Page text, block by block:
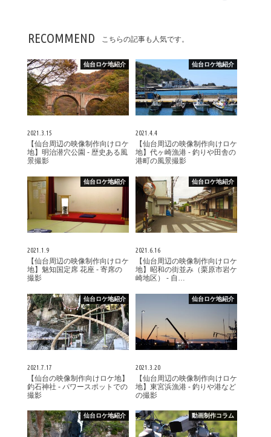
RECOMMEND こちらの記事も人気です。
仙台ロケ地紹介
2021.3.15
【仙台周辺の映像制作向けロケ
地】明治潜穴公園 - 歴史ある風
景撮影
仙台ロケ地紹介
2021.4.4
【仙台周辺の映像制作向けロケ
地】代ヶ崎漁港 - 釣りや田舎の
港町の風景撮影
仙台ロケ地紹介
2021.1.9
【仙台周辺の映像制作向けロケ
地】魅知国定席 花座 - 寄席の
撮影
仙台ロケ地紹介
2021.6.16
【仙台周辺の映像制作向けロケ
地】昭和の街並み（栗原市岩ケ
崎地区） - 自…
仙台ロケ地紹介
2021.7.17
【仙台の映像制作向けロケ地】
釣石神社 - パワースポットでの
撮影
仙台ロケ地紹介
2021.3.20
【仙台周辺の映像制作向けロケ
地】東宮浜漁港 - 釣りや港など
の撮影
仙台ロケ地紹介 動画制作コラム